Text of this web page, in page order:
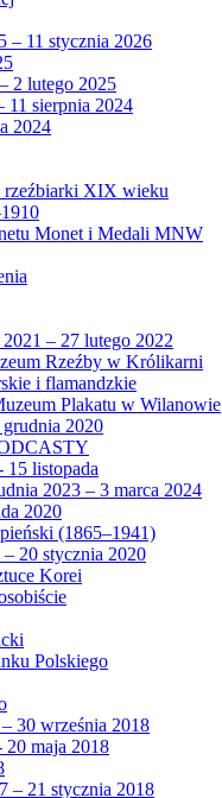
– 11 stycznia 2026
2 lutego 2025
11 sierpnia 2024
2024
rzeźbiarki XIX wieku
Monet i Medali MNW
– 27 lutego 2022
Rzeźby w Królikarni
i flamandzkie
Plakatu w Wilanowie
grudnia 2020
15 listopada
2023 – 3 marca 2024
2020
(1865–1941)
– 20 stycznia 2020
Korei
Polskiego
30 września 2018
20 maja 2018
– 21 stycznia 2018